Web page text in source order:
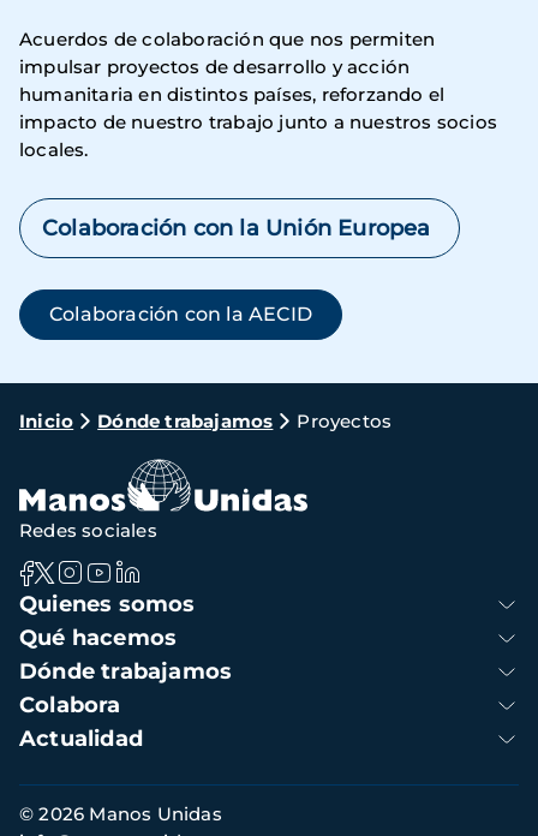
Acuerdos de colaboración que nos permiten
impulsar proyectos de desarrollo y acción
humanitaria en distintos países, reforzando el
impacto de nuestro trabajo junto a nuestros socios
locales.
Colaboración con la Unión Europea
Colaboración con la AECID
Ruta
navegación
Inicio Dónde trabajamos Proyectos
Navegación
principal
Quienes somos
Qué hacemos
Dónde trabajamos
Colabora
Actualidad
Redes sociales
Información
© 2026 Manos Unidas